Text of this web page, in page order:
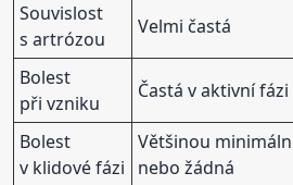
Souvislost
s artrózou
Velmi častá
Bolest
při vzniku
Častá v aktivní fázi
Bolest
v klidové fázi
Většinou
nebo žádná